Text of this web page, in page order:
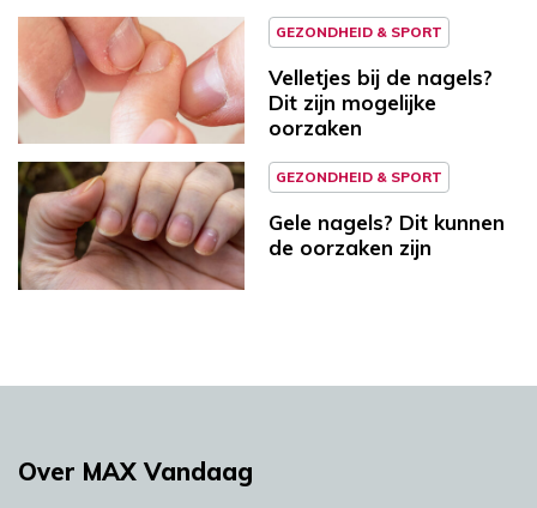
GEZONDHEID & SPORT
Velletjes bij de nagels?
Dit zijn mogelijke
oorzaken
GEZONDHEID & SPORT
Gele nagels? Dit kunnen
de oorzaken zijn
Over MAX Vandaag